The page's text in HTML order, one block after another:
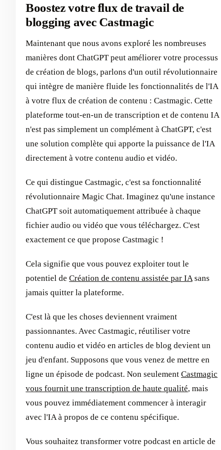
Boostez votre flux de travail de
blogging avec Castmagic
Maintenant que nous avons exploré les nombreuses
manières dont ChatGPT peut améliorer votre processus
de création de blogs, parlons d'un outil révolutionnaire
qui intègre de manière fluide les fonctionnalités de l'IA
à votre flux de création de contenu : Castmagic. Cette
plateforme tout-en-un de transcription et de contenu IA
n'est pas simplement un complément à ChatGPT, c'est
une solution complète qui apporte la puissance de l'IA
directement à votre contenu audio et vidéo.
Ce qui distingue Castmagic, c'est sa fonctionnalité
révolutionnaire Magic Chat. Imaginez qu'une instance
ChatGPT soit automatiquement attribuée à chaque
fichier audio ou vidéo que vous téléchargez. C'est
exactement ce que propose Castmagic !
Cela signifie que vous pouvez exploiter tout le
potentiel de Création de contenu assistée par IAsans
jamais quitter la plateforme.
C'est là que les choses deviennent vraiment
passionnantes. Avec Castmagic, réutiliser votre
contenu audio et vidéo en articles de blog devient un
jeu d'enfant. Supposons que vous venez de mettre en
ligne un épisode de podcast. Non seulement Castmagic
vous fournit une transcription de haute qualité, mais
vous pouvez immédiatement commencer à interagir
avec l'IA à propos de ce contenu spécifique.
Vous souhaitez transformer votre podcast en article de